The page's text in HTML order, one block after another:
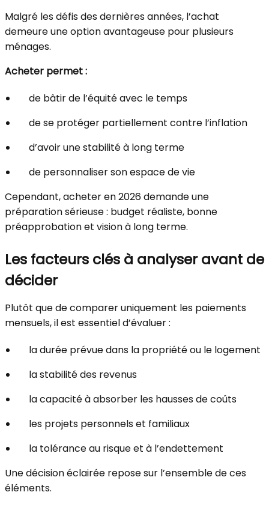
Malgré les défis des dernières années, l’achat
demeure une option avantageuse pour plusieurs
ménages.
Acheter permet :
de bâtir de l’équité avec le temps
de se protéger partiellement contre l’inflation
d’avoir une stabilité à long terme
de personnaliser son espace de vie
Cependant, acheter en 2026 demande une
préparation sérieuse : budget réaliste, bonne
préapprobation et vision à long terme.
Les facteurs clés à analyser avant de
décider
Plutôt que de comparer uniquement les paiements
mensuels, il est essentiel d’évaluer :
la durée prévue dans la propriété ou le logement
la stabilité des revenus
la capacité à absorber les hausses de coûts
les projets personnels et familiaux
la tolérance au risque et à l’endettement
Une décision éclairée repose sur l’ensemble de ces
éléments.